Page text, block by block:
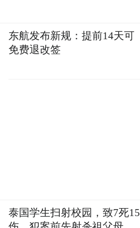
东航发布新规：提前14天可
免费退改签
泰国学生扫射校园，致7死15